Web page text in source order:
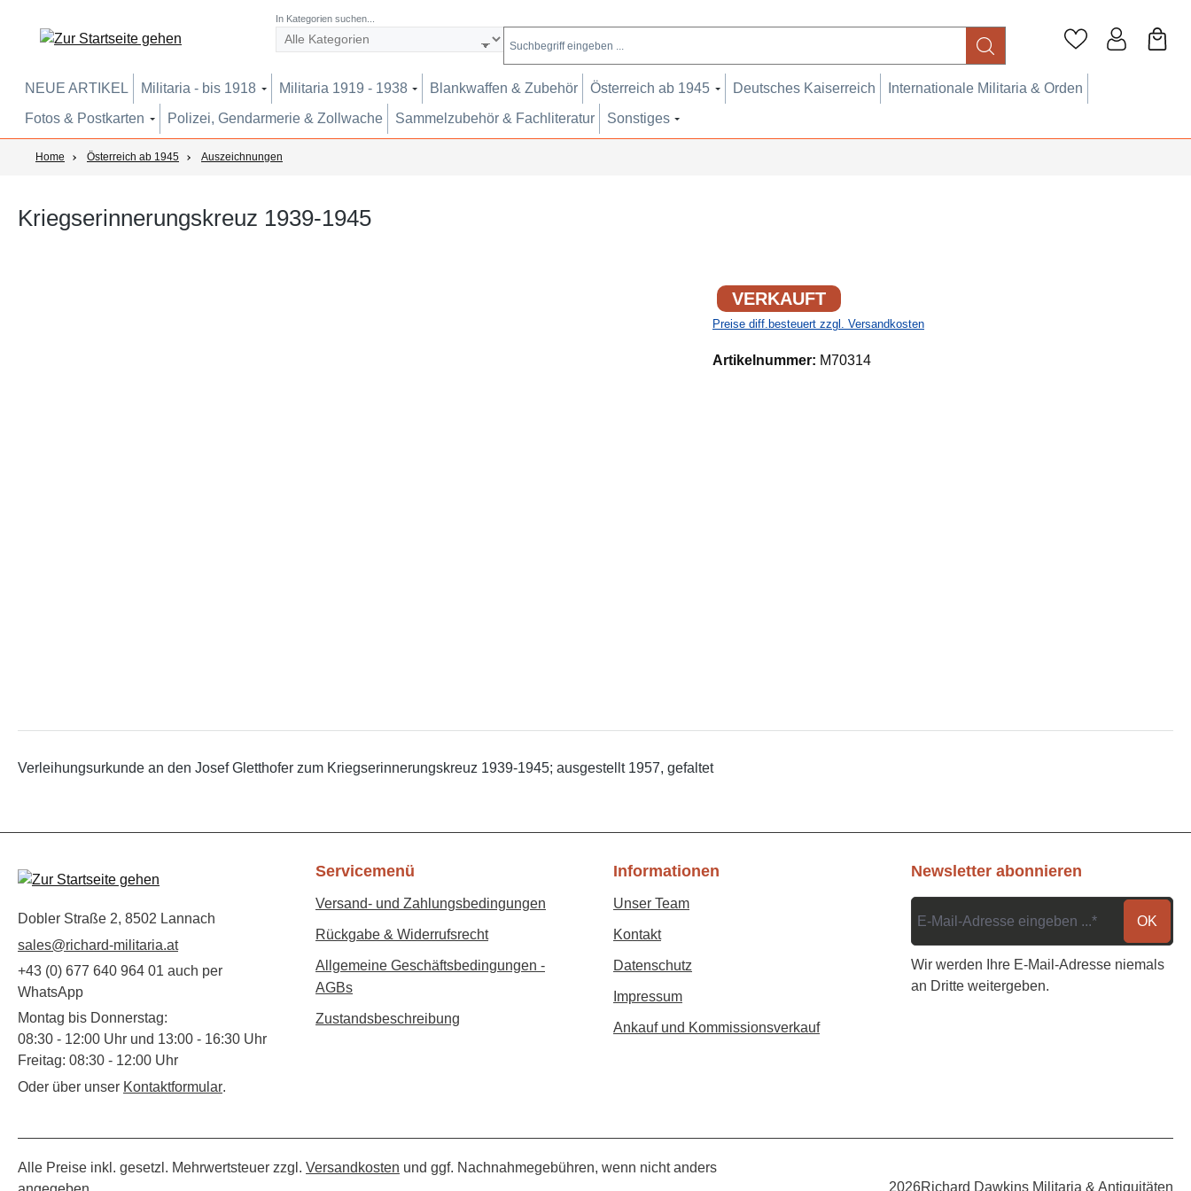
In Kategorien suchen...
NEUE ARTIKEL Militaria - bis 1918 Militaria 1919 - 1938 Blankwaffen & Zubehör Österreich ab 1945 Deutsches Kaiserreich
Internationale Militaria & Orden
Fotos & Postkarten
Polizei, Gendarmerie & Zollwache Sammelzubehör & Fachliteratur Sonstiges
Home Österreich ab 1945 Auszeichnungen
Kriegserinnerungskreuz 1939-1945
VERKAUFT
Preise diff.besteuert zzgl. Versandkosten
Artikelnummer: M70314
Verleihungsurkunde an den Josef Gletthofer zum Kriegserinnerungskreuz 1939-1945; ausgestellt 1957, gefaltet
Dobler Straße 2, 8502 Lannach
sales@richard-militaria.at
+43 (0) 677 640 964 01 auch per
WhatsApp
Montag bis Donnerstag:
08:30 - 12:00 Uhr und 13:00 - 16:30 Uhr
Freitag: 08:30 - 12:00 Uhr
Oder über unser Kontaktformular.
Servicemenü
Versand- und Zahlungsbedingungen
Rückgabe & Widerrufsrecht
Allgemeine Geschäftsbedingungen -
AGBs
Zustandsbeschreibung
Informationen
Unser Team
Kontakt
Datenschutz
Impressum
Ankauf und Kommissionsverkauf
Newsletter abonnieren
OK
Wir werden Ihre E-Mail-Adresse niemals
an Dritte weitergeben.
Alle Preise inkl. gesetzl. Mehrwertsteuer zzgl. Versandkosten und ggf. Nachnahmegebühren, wenn nicht anders
2026Richard Dawkins Militaria & Antiquitäten